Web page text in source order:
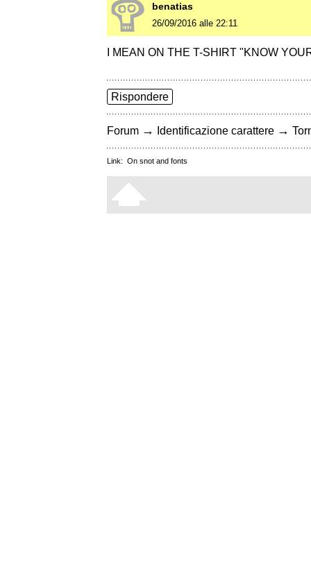
benatias
26/09/2016 alle 22:11
I MEAN ON THE T-SHIRT "KNOW
Rispondere
Forum → Identificazione carattere →
Link: On snot and fonts